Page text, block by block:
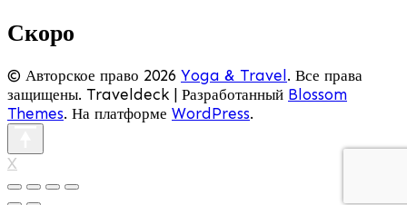
Скоро
© Авторское право 2026 Yoga & Travel. Все права
защищены. Traveldeck | Разработанный Blossom
Themes. На платформе WordPress.
X